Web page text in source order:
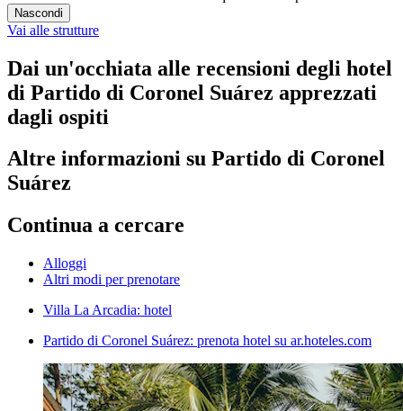
Nascondi
Vai alle strutture
Dai un'occhiata alle recensioni degli hotel
di Partido di Coronel Suárez apprezzati
dagli ospiti
Altre informazioni su Partido di Coronel
Suárez
Continua a cercare
Alloggi
Altri modi per prenotare
Villa La Arcadia: hotel
Partido di Coronel Suárez: prenota hotel su ar.hoteles.com